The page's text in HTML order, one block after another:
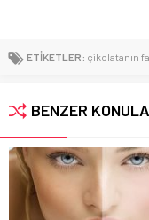
ETİKETLER: çikolatanın
BENZER